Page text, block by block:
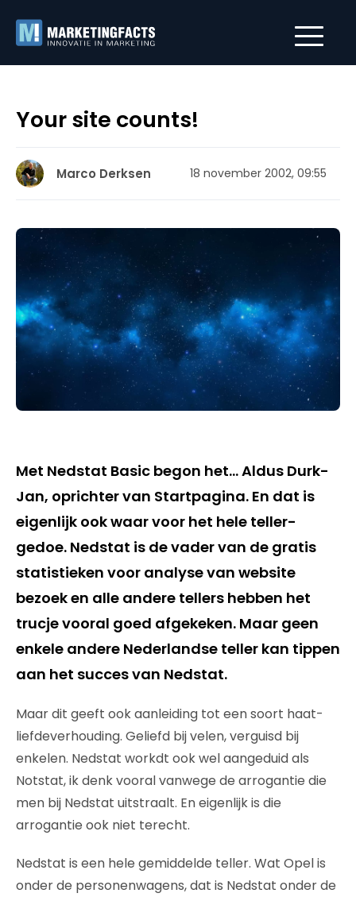
Your site counts!
Marco Derksen 18 november 2002, 09:55
Met Nedstat Basic begon het… Aldus Durk-
Jan, oprichter van Startpagina. En dat is
eigenlijk ook waar voor het hele teller-
gedoe. Nedstat is de vader van de gratis
statistieken voor analyse van website
bezoek en alle andere tellers hebben het
trucje vooral goed afgekeken. Maar geen
enkele andere Nederlandse teller kan tippen
aan het succes van Nedstat.
Maar dit geeft ook aanleiding tot een soort haat-
liefdeverhouding. Geliefd bij velen, verguisd bij
enkelen. Nedstat workdt ook wel aangeduid als
Notstat, ik denk vooral vanwege de arrogantie die
men bij Nedstat uitstraalt. En eigenlijk is die
arrogantie ook niet terecht.
Nedstat is een hele gemiddelde teller. Wat Opel is
onder de personenwagens, dat is Nedstat onder de